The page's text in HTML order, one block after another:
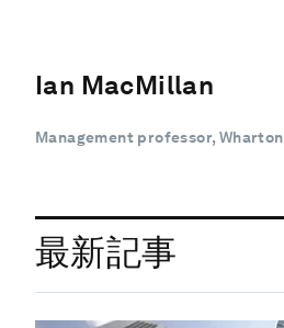
Ian MacMillan
Management professor, Wharton
最新記事